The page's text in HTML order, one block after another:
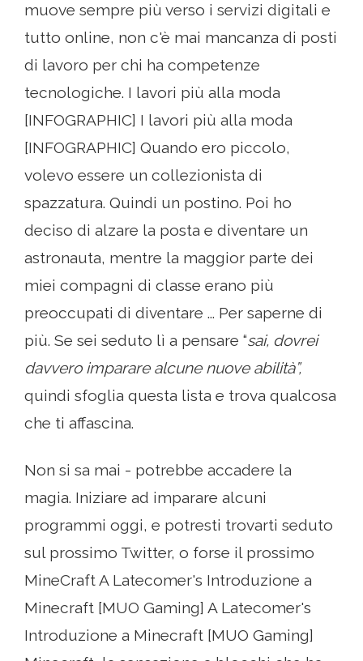
muove sempre più verso i servizi digitali e
tutto online, non c'è mai mancanza di posti
di lavoro per chi ha competenze
tecnologiche. I lavori più alla moda
[INFOGRAPHIC] I lavori più alla moda
[INFOGRAPHIC] Quando ero piccolo,
volevo essere un collezionista di
spazzatura. Quindi un postino. Poi ho
deciso di alzare la posta e diventare un
astronauta, mentre la maggior parte dei
miei compagni di classe erano più
preoccupati di diventare ... Per saperne di
più. Se sei seduto lì a pensare “sai, dovrei
davvero imparare alcune nuove abilità”,
quindi sfoglia questa lista e trova qualcosa
che ti affascina.
Non si sa mai - potrebbe accadere la
magia. Iniziare ad imparare alcuni
programmi oggi, e potresti trovarti seduto
sul prossimo Twitter, o forse il prossimo
MineCraft A Latecomer's Introduzione a
Minecraft [MUO Gaming] A Latecomer's
Introduzione a Minecraft [MUO Gaming]